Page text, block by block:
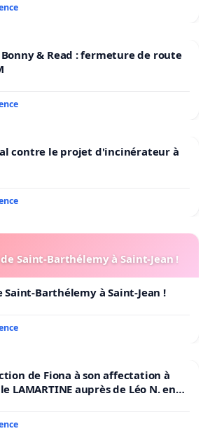
» avec des criminels de fait …
de morts en Méditerranée
publiques xénophobes de
où ne sont pas comptées pour
policières qui tuent ou mutilent
font l’objet d’un effroi sélectif
leurs auteurs ; dans une période
de l’environnement sont qualifiés
» et soumis à une guerre
» ; dans cette période, ce sont
qui s’opposent à l’impunité de
leurs victimes, qui sont
& Read : fermeture de route
contre le projet d'incinérateur à
Saint-Barthélemy à Saint-Jean !
Barthélemy à Saint-Jean !
de Fiona à son affectation à
LAMARTINE auprès de Léo N. en